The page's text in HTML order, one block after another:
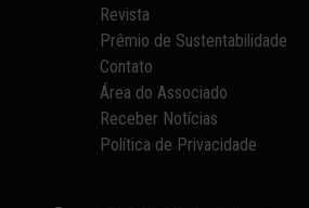
Revista
Prêmio de Sustentabilidade
Contato
Área do Associado
Receber Notícias
Política de Privacidade